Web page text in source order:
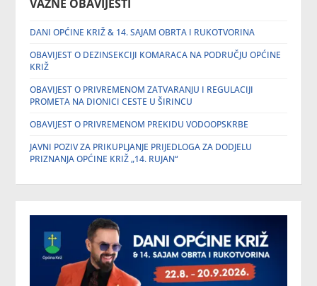
VAŽNE OBAVIJESTI
DANI OPĆINE KRIŽ & 14. SAJAM OBRTA I RUKOTVORINA
OBAVIJEST O DEZINSEKCIJI KOMARACA NA PODRUČJU OPĆINE
KRIŽ
OBAVIJEST O PRIVREMENOM ZATVARANJU I REGULACIJI
PROMETA NA DIONICI CESTE U ŠIRINCU
OBAVIJEST O PRIVREMENOM PREKIDU VODOOPSKRBE
JAVNI POZIV ZA PRIKUPLJANJE PRIJEDLOGA ZA DODJELU
PRIZNANJA OPĆINE KRIŽ „14. RUJAN“